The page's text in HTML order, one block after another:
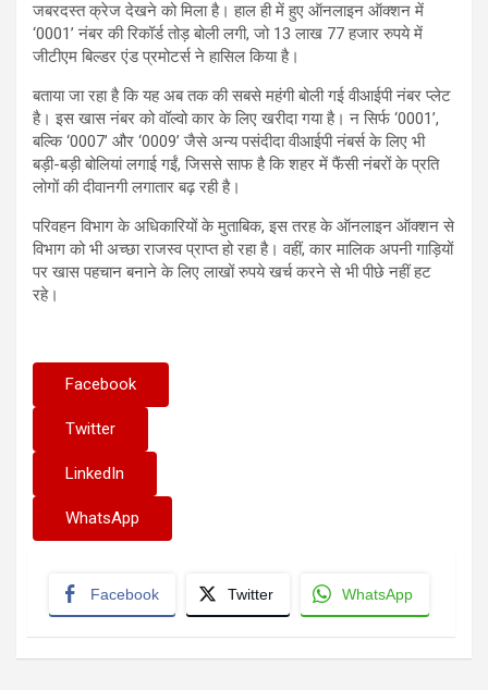
जबरदस्त क्रेज देखने को मिला है। हाल ही में हुए ऑनलाइन ऑक्शन में
‘0001’ नंबर की रिकॉर्ड तोड़ बोली लगी, जो 13 लाख 77 हजार रुपये में
जीटीएम बिल्डर एंड प्रमोटर्स ने हासिल किया है।
बताया जा रहा है कि यह अब तक की सबसे महंगी बोली गई वीआईपी नंबर प्लेट
है। इस खास नंबर को वॉल्वो कार के लिए खरीदा गया है। न सिर्फ ‘0001’,
बल्कि ‘0007’ और ‘0009’ जैसे अन्य पसंदीदा वीआईपी नंबर्स के लिए भी
बड़ी-बड़ी बोलियां लगाई गईं, जिससे साफ है कि शहर में फैंसी नंबरों के प्रति
लोगों की दीवानगी लगातार बढ़ रही है।
परिवहन विभाग के अधिकारियों के मुताबिक, इस तरह के ऑनलाइन ऑक्शन से
विभाग को भी अच्छा राजस्व प्राप्त हो रहा है। वहीं, कार मालिक अपनी गाड़ियों
पर खास पहचान बनाने के लिए लाखों रुपये खर्च करने से भी पीछे नहीं हट
रहे।
Facebook
Twitter
LinkedIn
WhatsApp
Facebook Twitter WhatsApp